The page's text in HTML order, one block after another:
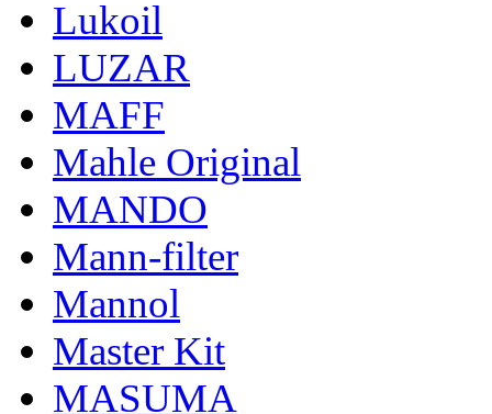
Lukoil
LUZAR
MAFF
Mahle Original
MANDO
Mann-filter
Mannol
Master Kit
MASUMA